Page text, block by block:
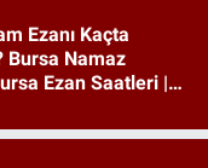
Ezanı Kaçta
Bursa Namaz
Ezan Saatleri |